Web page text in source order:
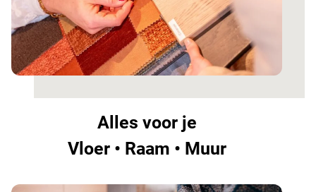
Alles voor je
Vloer • Raam • Muur